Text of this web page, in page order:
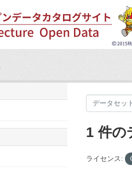
1 件の
ライセンス: